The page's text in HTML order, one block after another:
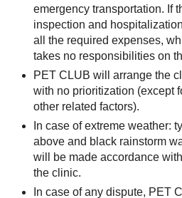
emergency transportation. If
inspection and
all the required expenses,
takes no responsibilities on
PET CLUB will arrange the
with no prioritization (except
other related factors).
In case of extreme weather:
above and black rainstorm
will be made accordance
the clinic.
In case of any dispute, PET